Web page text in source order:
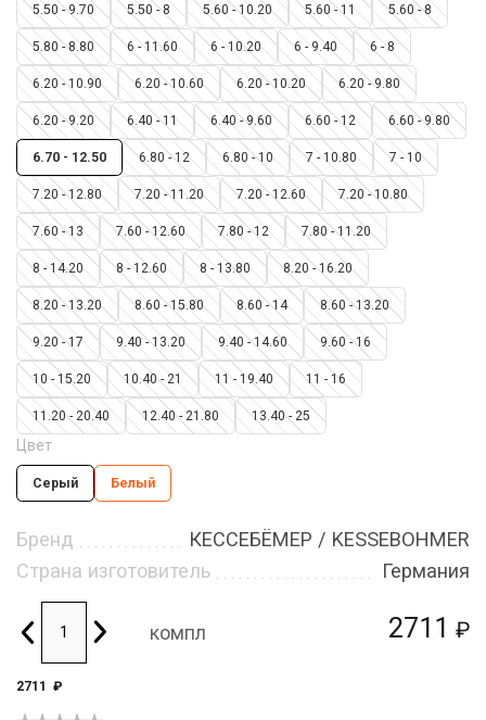
2711 ₽
5.50 - 9.70 5.50 - 8 5.60 - 10.20 5.60 - 11 5.60 - 8
5.80 - 8.80 6 - 11.60 6 - 10.20 6 - 9.40 6 - 8
6.20 - 10.90 6.20 - 10.60 6.20 - 10.20 6.20 - 9.80
6.20 - 9.20 6.40 - 11 6.40 - 9.60 6.60 - 12 6.60 - 9.80
6.70 - 12.50 6.80 - 12 6.80 - 10 7 - 10.80 7 - 10
7.20 - 12.80 7.20 - 11.20 7.20 - 12.60 7.20 - 10.80
7.60 - 13 7.60 - 12.60 7.80 - 12 7.80 - 11.20
8 - 14.20 8 - 12.60 8 - 13.80 8.20 - 16.20
8.20 - 13.20 8.60 - 15.80 8.60 - 14 8.60 - 13.20
9.20 - 17 9.40 - 13.20 9.40 - 14.60 9.60 - 16
10 - 15.20 10.40 - 21 11 - 19.40 11 - 16
11.20 - 20.40 12.40 - 21.80 13.40 - 25
Цвет
Серый Белый
Бренд
КЕССЕБЁМЕР / KESSEBOHMER
Страна изготовитель
Германия
компл
2711 ₽